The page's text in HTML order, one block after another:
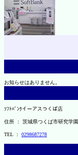
お知らせはありません。
ｿﾌﾄﾊﾞﾝｸイーアスつくば店
住所 ： 茨城県つくば市研究学
TEL ： 0298687278